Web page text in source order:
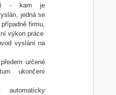
- kam je
jedná se
firmu,
výkon práce
vyslání na
určené
ukončení